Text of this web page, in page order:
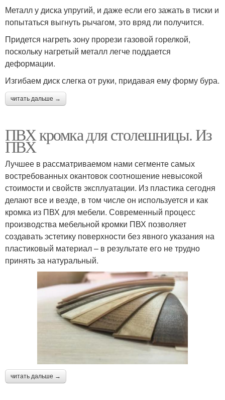
Металл у диска упругий, и даже если его зажать в тиски и
попытаться выгнуть рычагом, это вряд ли получится.
Придется нагреть зону прорези газовой горелкой,
поскольку нагретый металл легче поддается
деформации.
Изгибаем диск слегка от руки, придавая ему форму бура.
читать дальше →
ПВХ кромка для столешницы. Из
ПВХ
Лучшее в рассматриваемом нами сегменте самых
востребованных окантовок соотношение невысокой
стоимости и свойств эксплуатации. Из пластика сегодня
делают все и везде, в том числе он используется и как
кромка из ПВХ для мебели. Современный процесс
производства мебельной кромки ПВХ позволяет
создавать эстетику поверхности без явного указания на
пластиковый материал – в результате его не трудно
принять за натуральный.
читать дальше →